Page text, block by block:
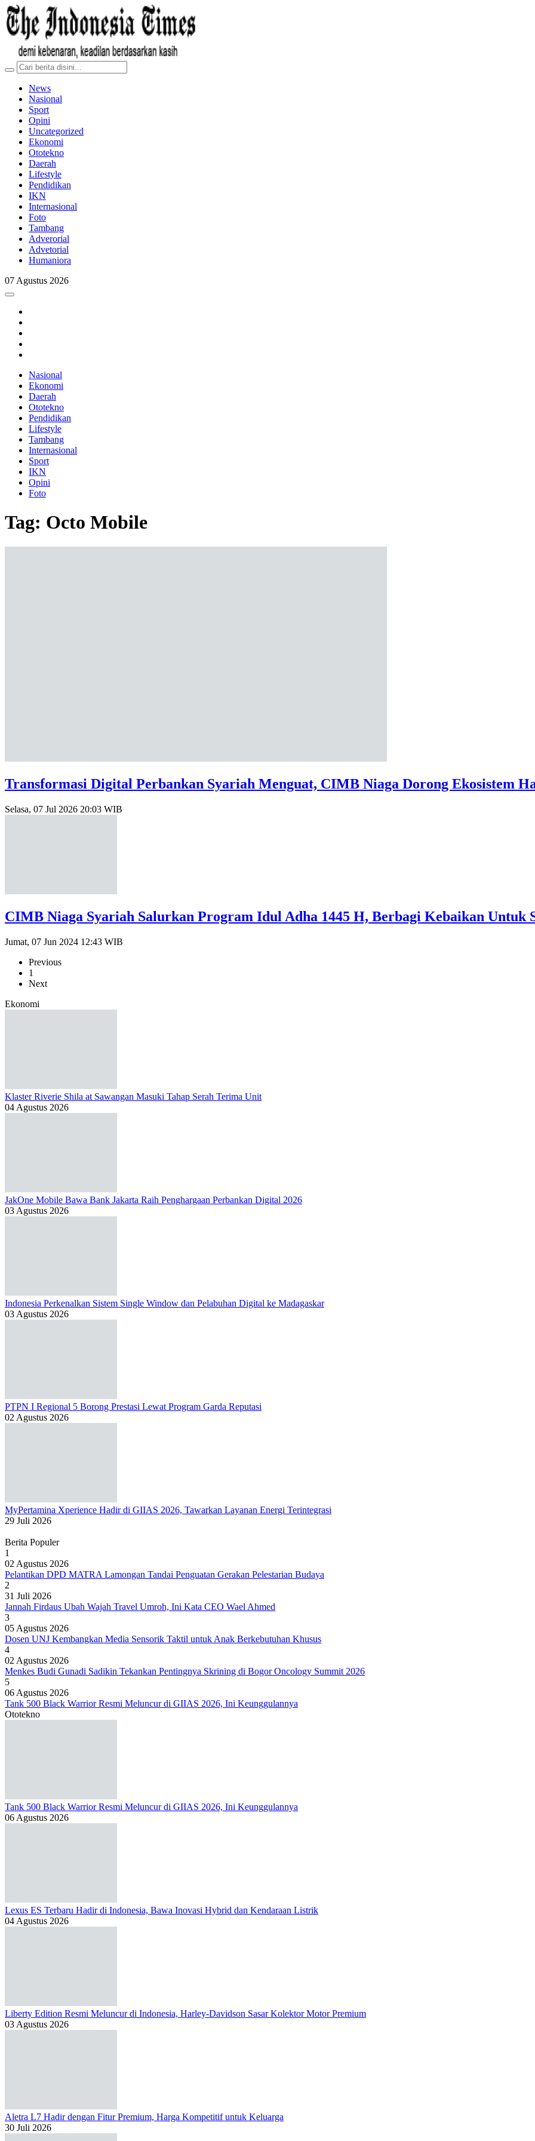
News
Nasional
Sport
Opini
Uncategorized
Ekonomi
Ototekno
Daerah
Lifestyle
Pendidikan
IKN
Internasional
Foto
Tambang
Adverorial
Advetorial
Humaniora
07 Agustus 2026
Nasional
Ekonomi
Daerah
Ototekno
Pendidikan
Lifestyle
Tambang
Internasional
Sport
IKN
Opini
Foto
Tag: Octo Mobile
Transformasi Digital Perbankan Syariah Menguat, CIMB Niaga Dorong Ekosistem
Selasa, 07 Jul 2026 20:03 WIB
CIMB Niaga Syariah Salurkan Program Idul Adha 1445 H, Berbagi Kebaikan Untuk
Jumat, 07 Jun 2024 12:43 WIB
Previous
1
Next
Ekonomi
Klaster Riverie Shila at Sawangan Masuki Tahap Serah Terima Unit
04 Agustus 2026
JakOne Mobile Bawa Bank Jakarta Raih Penghargaan Perbankan Digital 2026
03 Agustus 2026
Indonesia Perkenalkan Sistem Single Window dan Pelabuhan Digital ke Madagaskar
03 Agustus 2026
PTPN I Regional 5 Borong Prestasi Lewat Program Garda Reputasi
02 Agustus 2026
MyPertamina Xperience Hadir di GIIAS 2026, Tawarkan Layanan Energi Terintegrasi
29 Juli 2026
Berita Populer
1
02 Agustus 2026
Pelantikan DPD MATRA Lamongan Tandai Penguatan Gerakan Pelestarian Budaya
2
31 Juli 2026
Jannah Firdaus Ubah Wajah Travel Umroh, Ini Kata CEO Wael Ahmed
3
05 Agustus 2026
Dosen UNJ Kembangkan Media Sensorik Taktil untuk Anak Berkebutuhan Khusus
4
02 Agustus 2026
Menkes Budi Gunadi Sadikin Tekankan Pentingnya Skrining di Bogor Oncology Summit 2026
5
06 Agustus 2026
Tank 500 Black Warrior Resmi Meluncur di GIIAS 2026, Ini Keunggulannya
Ototekno
Tank 500 Black Warrior Resmi Meluncur di GIIAS 2026, Ini Keunggulannya
06 Agustus 2026
Lexus ES Terbaru Hadir di Indonesia, Bawa Inovasi Hybrid dan Kendaraan Listrik
04 Agustus 2026
Liberty Edition Resmi Meluncur di Indonesia, Harley-Davidson Sasar Kolektor Motor Premium
03 Agustus 2026
Aletra L7 Hadir dengan Fitur Premium, Harga Kompetitif untuk Keluarga
30 Juli 2026